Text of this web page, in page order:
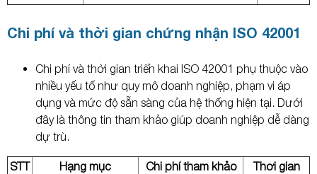
Chi phí và thời gian chứng nhận ISO 42001
Chi phí và thời gian triển khai ISO 42001 phụ thuộc vào
nhiều yếu tố như quy mô doanh nghiệp, phạm vi áp
dụng và mức độ sẵn sàng của hệ thống hiện tại. Dưới
đây là thông tin tham khảo giúp doanh nghiệp dễ dàng
dự trù.
STT Hạng mục Chi phí tham khảo
Thời gian